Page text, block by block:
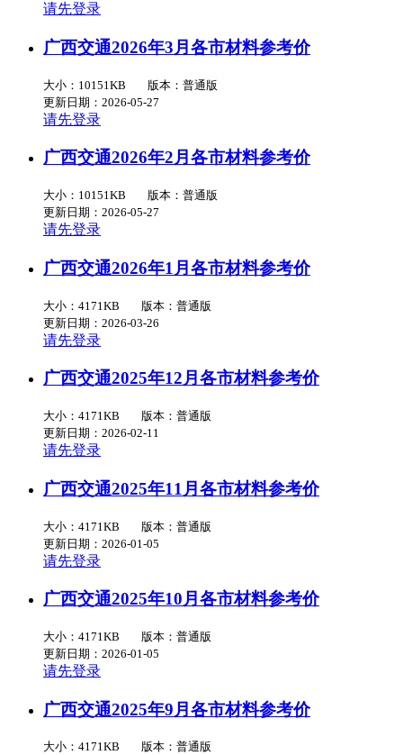
请先登录
广西交通2026年3月各市材料参考价
大小：10151KB
版本：普通版
更新日期：2026-05-27
请先登录
广西交通2026年2月各市材料参考价
大小：10151KB
版本：普通版
更新日期：2026-05-27
请先登录
广西交通2026年1月各市材料参考价
大小：4171KB
版本：普通版
更新日期：2026-03-26
请先登录
广西交通2025年12月各市材料参考价
大小：4171KB
版本：普通版
更新日期：2026-02-11
请先登录
广西交通2025年11月各市材料参考价
大小：4171KB
版本：普通版
更新日期：2026-01-05
请先登录
广西交通2025年10月各市材料参考价
大小：4171KB
版本：普通版
更新日期：2026-01-05
请先登录
广西交通2025年9月各市材料参考价
大小：4171KB
版本：普通版